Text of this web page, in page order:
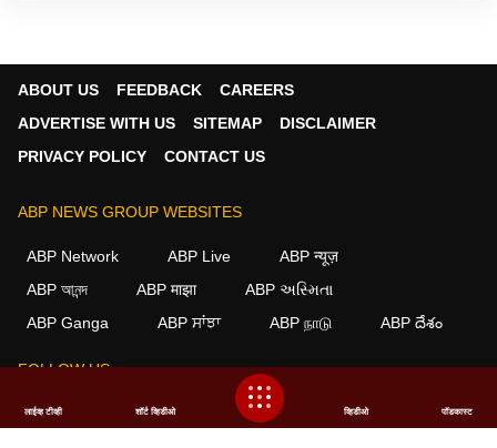
ABOUT US FEEDBACK
CAREERS
ADVERTISE WITH US
SITEMAP
DISCLAIMER
PRIVACY POLICY
CONTACT US
ABP NEWS GROUP WEBSITES
ABP Network ABP Live
ABP न्यूज़
ABP আনন্দ
ABP माझा
ABP અસ્મિતા
ABP Ganga
ABP ਸਾਂਝਾ ABP நாடு ABP దేశం
FOLLOW US
लाईव्ह टीव्ही शॉर्ट व्हिडीओ व्हिडीओ पॉडकास्ट